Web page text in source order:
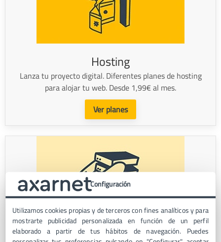
Hosting
Lanza tu proyecto digital. Diferentes planes de hosting
para alojar tu web. Desde 1,99€ al mes.
Ver planes
VPS
Servidor VPS administrado alojado en España. Incluye
Configuración
Utilizamos cookies propias y de terceros con fines analíticos y para
mostrarte publicidad personalizada en función de un perfil
elaborado a partir de tus hábitos de navegación. Puedes